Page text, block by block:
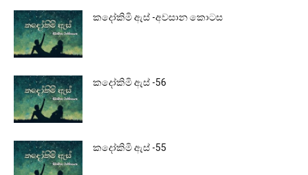
කදෝකිමි ඇස් -අවසාන කොටස
කදෝකිමි ඇස් -56
කදෝකිමි ඇස් -55